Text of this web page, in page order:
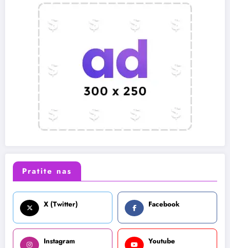
Pratite nas
X (Twitter) Facebook
Instagram Youtube